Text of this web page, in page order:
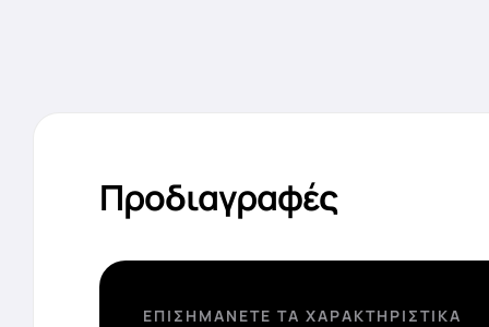
Προδιαγραφές
ΕΠΙΣΗΜΆΝΕΤΕ ΤΑ ΧΑΡΑΚΤΗΡΙΣΤΙΚΆ